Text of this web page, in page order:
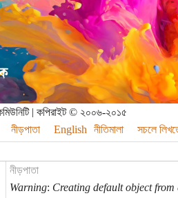
| কপিরাইট © ২০০৬-২০১৫
নীড়পাতা
English নীতিমালা সচলে
নীড়পাতা
Warning: Creating default object from